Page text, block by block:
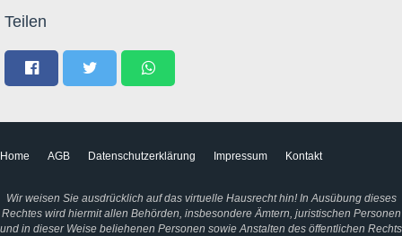
Teilen
Home AGB Datenschutzerklärung Impressum Kontakt
Wir weisen Sie ausdrücklich auf das virtuelle Hausrecht hin! In Ausübung dieses
Rechtes wird hiermit allen Behörden, insbesondere Ämtern, juristischen Personen
und in dieser Weise beliehenen Personen sowie Anstalten des öffentlichen Rechts